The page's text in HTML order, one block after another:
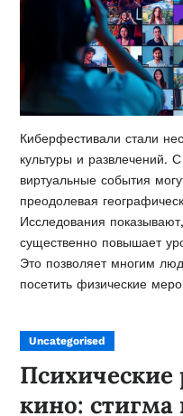
Киберфестивали стали
культуры и развлечений.
виртуальные события
преодолевая
Исследования
существенно повышает
Это позволяет многим
посетить физические
Uncategorised
Психические
кино: стигма